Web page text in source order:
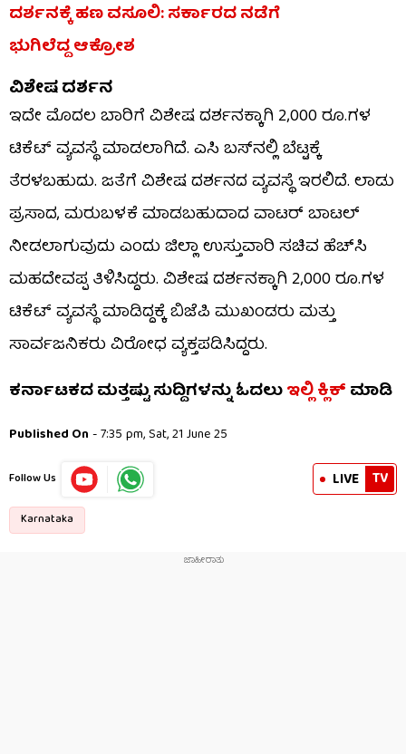
ದರ್ಶನಕ್ಕೆ ಹಣ ವಸೂಲಿ: ಸರ್ಕಾರದ ನಡೆಗೆ
ಭುಗಿಲೆದ್ದ ಆಕ್ರೋಶ
ವಿಶೇಷ ದರ್ಶನ
ಇದೇ ಮೊದಲ ಬಾರಿಗೆ ವಿಶೇಷ ದರ್ಶನಕ್ಕಾಗಿ 2,000 ರೂ.ಗಳ
ಟಿಕೆಟ್ ವ್ಯವಸ್ಥೆ ಮಾಡಲಾಗಿದೆ. ಎಸಿ ಬಸ್‌ನಲ್ಲಿ ಬೆಟ್ಟಕ್ಕೆ
ತೆರಳಬಹುದು. ಜತೆಗೆ ವಿಶೇಷ ದರ್ಶನದ ವ್ಯವಸ್ಥೆ ಇರಲಿದೆ. ಲಾಡು
ಪ್ರಸಾದ, ಮರುಬಳಕೆ ಮಾಡಬಹುದಾದ ವಾಟರ್ ಬಾಟಲ್
ನೀಡಲಾಗುವುದು ಎಂದು ಜಿಲ್ಲಾ ಉಸ್ತುವಾರಿ ಸಚಿವ ಹೆಚ್​ಸಿ
ಮಹದೇವಪ್ಪ ತಿಳಿಸಿದ್ದರು. ವಿಶೇಷ ದರ್ಶನಕ್ಕಾಗಿ 2,000 ರೂ.ಗಳ
ಟಿಕೆಟ್ ವ್ಯವಸ್ಥೆ ಮಾಡಿದ್ದಕ್ಕೆ ಬಿಜೆಪಿ ಮುಖಂಡರು ಮತ್ತು
ಸಾರ್ವಜನಿಕರು ವಿರೋಧ ವ್ಯಕ್ತಪಡಿಸಿದ್ದರು.
ಕರ್ನಾಟಕದ ಮತ್ತಷ್ಟು ಸುದ್ದಿಗಳನ್ನು ಓದಲುಇಲ್ಲಿ ಕ್ಲಿಕ್ಮಾಡಿ
Published On - 7:35 pm, Sat, 21 June 25
Follow Us LIVE TV
Karnataka